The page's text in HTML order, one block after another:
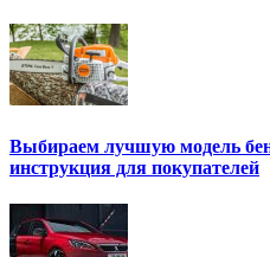
Выбираем лучшую модель
инструкция для покупателей